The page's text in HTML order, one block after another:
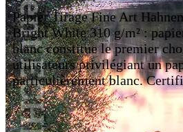
Papier Tirage Fine Art
Bright White 310 g/m² :
blanc constitue le premier
utilisateurs privilégiant un
particulièrement blanc.